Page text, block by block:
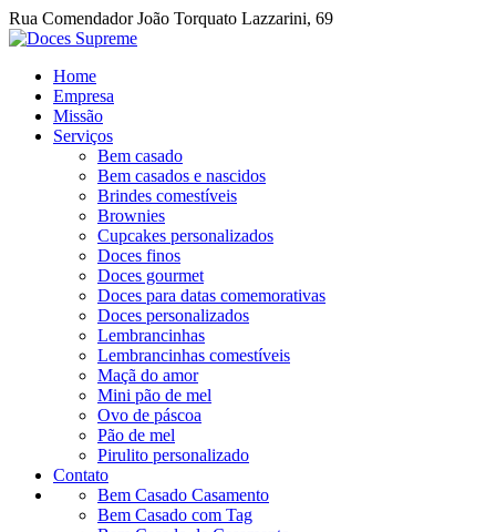
Rua Comendador João Torquato Lazzarini, 69
Home
Empresa
Missão
Serviços
Bem casado
Bem casados e nascidos
Brindes comestíveis
Brownies
Cupcakes personalizados
Doces finos
Doces gourmet
Doces para datas comemorativas
Doces personalizados
Lembrancinhas
Lembrancinhas comestíveis
Maçã do amor
Mini pão de mel
Ovo de páscoa
Pão de mel
Pirulito personalizado
Contato
Bem Casado Casamento
Bem Casado com Tag